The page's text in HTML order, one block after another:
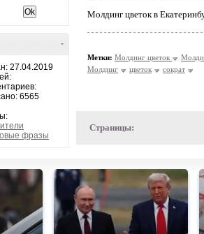
-
27.04.2019
6565
фразы
Молдинг цветок в
Метки: Молдинг цветок
Молдинг
цветок сократ
Страницы: